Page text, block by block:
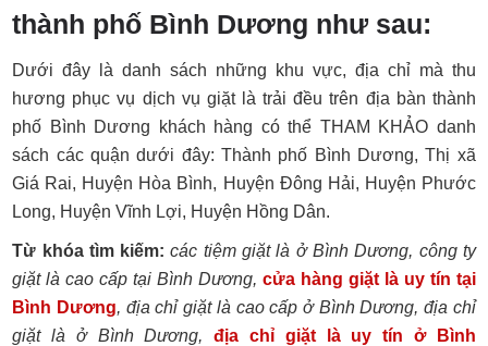
thành phố Bình Dương như sau:
Dưới đây là danh sách những khu vực, địa chỉ mà thu
hương phục vụ dịch vụ giặt là trải đều trên địa bàn thành
phố Bình Dương khách hàng có thể THAM KHẢO danh
sách các quận dưới đây: Thành phố Bình Dương, Thị xã
Giá Rai, Huyện Hòa Bình, Huyện Đông Hải, Huyện Phước
Long, Huyện Vĩnh Lợi, Huyện Hồng Dân.
Từ khóa tìm kiếm:các tiệm giặt là ở Bình Dương, công ty
giặt là cao cấp tại Bình Dương, cửa hàng giặt là uy tín tại
Bình Dương, địa chỉ giặt là cao cấp ở Bình Dương, địa chỉ
giặt là ở Bình Dương,địa chỉ giặt là uy tín ở Bình